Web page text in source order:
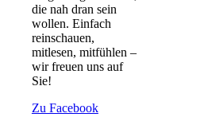
die nah dran sein
wollen. Einfach
reinschauen,
mitlesen, mitfühlen –
wir freuen uns auf
Sie!
Zu Facebook